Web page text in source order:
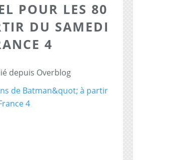
POUR LES 80
DU SAMEDI
4
depuis Overblog